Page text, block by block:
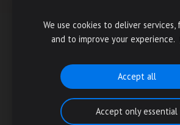
Cookies
Created with
- the world's
builder.
We use cookies to deliver
and to improve your experience.
Accept all
Accept only essential